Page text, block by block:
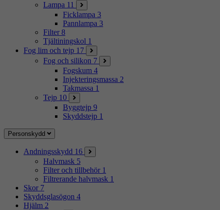
Lampa 11
Ficklampa 3
Pannlampa 3
Filter 8
Tjältiningskol 1
Fog lim och tejp 17
Fog och silikon 7
Fogskum 4
Injekteringsmassa 2
Takmassa 1
Tejp 10
Byggtejp 9
Skyddstejp 1
Personskydd
Andningsskydd 16
Halvmask 5
Filter och tillbehör 1
Filtrerande halvmask 1
Skor 7
Skyddsglasögon 4
Hjälm 2